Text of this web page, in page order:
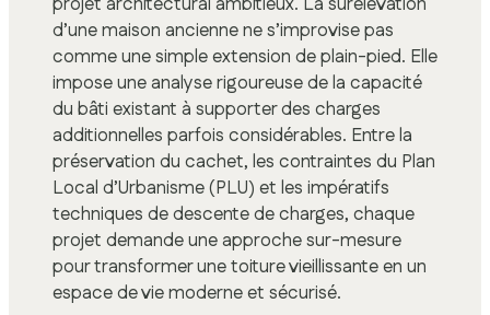
d’une maison ancienne ne s’improvise pas
comme une simple extension de plain-pied. Elle
impose une analyse rigoureuse de la capacité
du bâti existant à supporter des charges
additionnelles parfois considérables. Entre la
préservation du cachet, les contraintes du Plan
Local d’Urbanisme (PLU) et les impératifs
techniques de descente de charges, chaque
projet demande une approche sur-mesure
pour transformer une toiture vieillissante en un
espace de vie moderne et sécurisé.